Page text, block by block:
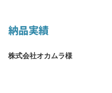
納品実績
株式会社オカムラ様